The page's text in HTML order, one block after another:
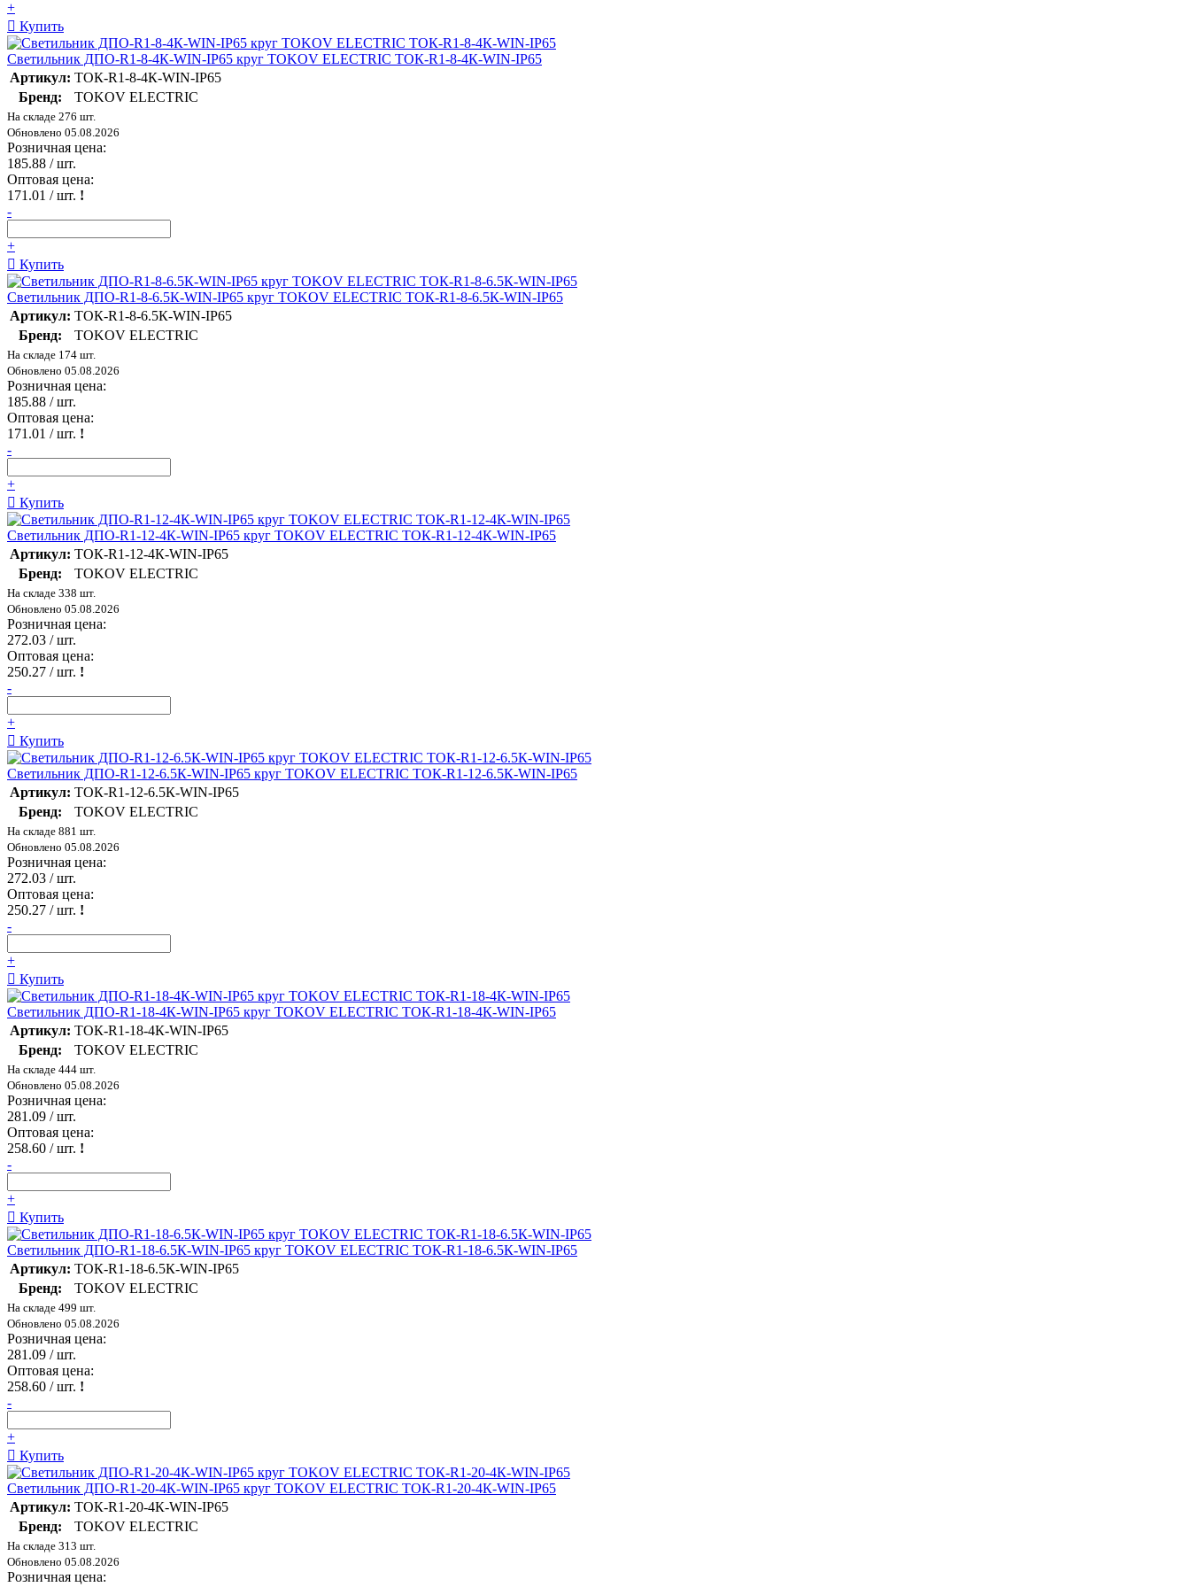
+
Купить
Светильник ДПО-R1-8-4К-WIN-IP65 круг TOKOV ELECTRIC ТОК-R1-8-4К-WIN-IP65
Артикул: ТОК-R1-8-4К-WIN-IP65
Бренд:
TOKOV ELECTRIC
На складе 276 шт.
Обновлено 05.08.2026
Розничная цена:
185.88 / шт.
Оптовая цена:
171.01 / шт. !
-
+
Купить
Светильник ДПО-R1-8-6.5К-WIN-IP65 круг TOKOV ELECTRIC ТОК-R1-8-6.5К-WIN-IP65
Артикул: ТОК-R1-8-6.5К-WIN-IP65
Бренд:
TOKOV ELECTRIC
На складе 174 шт.
Обновлено 05.08.2026
Розничная цена:
185.88 / шт.
Оптовая цена:
171.01 / шт. !
-
+
Купить
Светильник ДПО-R1-12-4К-WIN-IP65 круг TOKOV ELECTRIC ТОК-R1-12-4К-WIN-IP65
Артикул: ТОК-R1-12-4К-WIN-IP65
Бренд:
TOKOV ELECTRIC
На складе 338 шт.
Обновлено 05.08.2026
Розничная цена:
272.03 / шт.
Оптовая цена:
250.27 / шт. !
-
+
Купить
Светильник ДПО-R1-12-6.5К-WIN-IP65 круг TOKOV ELECTRIC ТОК-R1-12-6.5К-WIN-IP65
Артикул: ТОК-R1-12-6.5К-WIN-IP65
Бренд:
TOKOV ELECTRIC
На складе 881 шт.
Обновлено 05.08.2026
Розничная цена:
272.03 / шт.
Оптовая цена:
250.27 / шт. !
-
+
Купить
Светильник ДПО-R1-18-4К-WIN-IP65 круг TOKOV ELECTRIC ТОК-R1-18-4К-WIN-IP65
Артикул: ТОК-R1-18-4К-WIN-IP65
Бренд:
TOKOV ELECTRIC
На складе 444 шт.
Обновлено 05.08.2026
Розничная цена:
281.09 / шт.
Оптовая цена:
258.60 / шт. !
-
+
Купить
Светильник ДПО-R1-18-6.5К-WIN-IP65 круг TOKOV ELECTRIC ТОК-R1-18-6.5К-WIN-IP65
Артикул: ТОК-R1-18-6.5К-WIN-IP65
Бренд:
TOKOV ELECTRIC
На складе 499 шт.
Обновлено 05.08.2026
Розничная цена:
281.09 / шт.
Оптовая цена:
258.60 / шт. !
-
+
Купить
Светильник ДПО-R1-20-4К-WIN-IP65 круг TOKOV ELECTRIC ТОК-R1-20-4К-WIN-IP65
Артикул: ТОК-R1-20-4К-WIN-IP65
Бренд:
TOKOV ELECTRIC
На складе 313 шт.
Обновлено 05.08.2026
Розничная цена: